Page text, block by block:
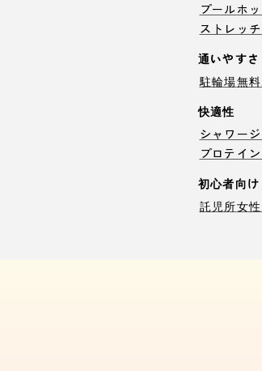
プールホ
ストレッ
通いやすさ
駐輪場無
快適性
シャワー
プロテイ
初心者向
託児所女